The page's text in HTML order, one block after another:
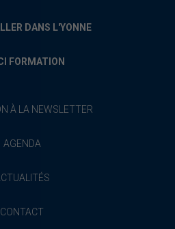
DANS L'YONNE
FORMATION
À LA NEWSLETTER
AGENDA
CONTACT